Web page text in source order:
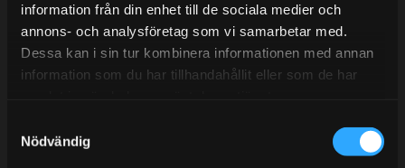
information från din enhet till de sociala medier och
annons- och analysföretag som vi samarbetar med.
Dessa kan i sin tur kombinera informationen med annan
information som du har tillhandahållit eller som de har
Nödvändig
BLOGG
KUNSKAPSCENTER